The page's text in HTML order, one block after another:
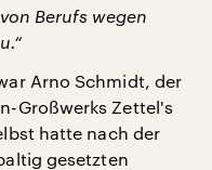
Berufs wegen
Arno Schmidt, der
Großwerks Zettel's
hatte nach der
gesetzten